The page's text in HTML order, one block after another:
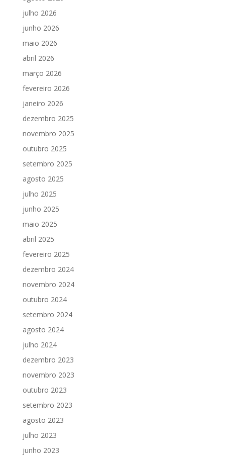
julho 2026
junho 2026
maio 2026
abril 2026
março 2026
fevereiro 2026
janeiro 2026
dezembro 2025
novembro 2025
outubro 2025
setembro 2025
agosto 2025
julho 2025
junho 2025
maio 2025
abril 2025
fevereiro 2025
dezembro 2024
novembro 2024
outubro 2024
setembro 2024
agosto 2024
julho 2024
dezembro 2023
novembro 2023
outubro 2023
setembro 2023
agosto 2023
julho 2023
junho 2023